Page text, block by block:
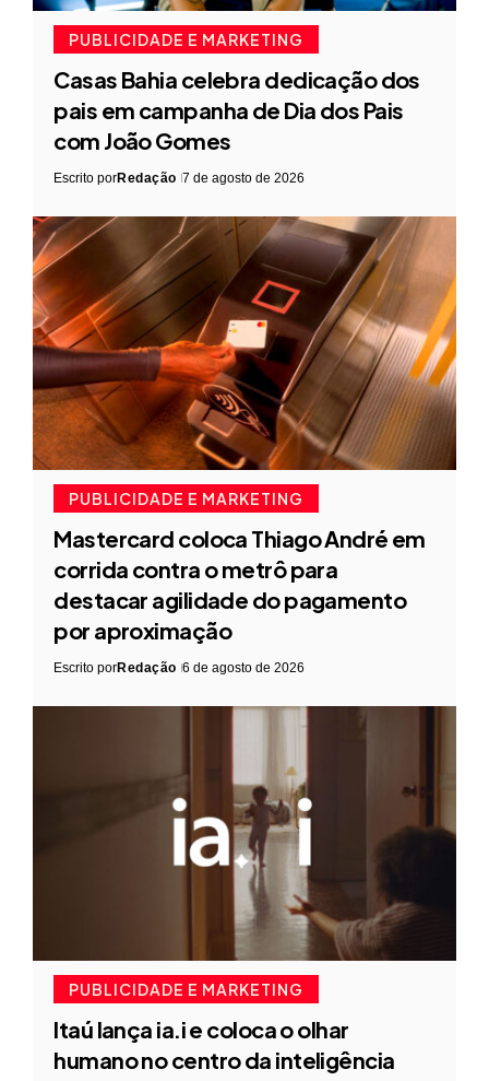
PUBLICIDADE E MARKETING
Casas Bahia celebra dedicação dos
pais em campanha de Dia dos Pais
com João Gomes
Escrito porRedação 7 de agosto de 2026
PUBLICIDADE E MARKETING
Mastercard coloca Thiago André em
corrida contra o metrô para
destacar agilidade do pagamento
por aproximação
Escrito porRedação 6 de agosto de 2026
PUBLICIDADE E MARKETING
Itaú lança ia.i e coloca o olhar
humano no centro da inteligência